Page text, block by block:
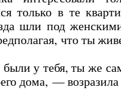
только в те
шли под
что ты
у тебя, ты же
дома, —